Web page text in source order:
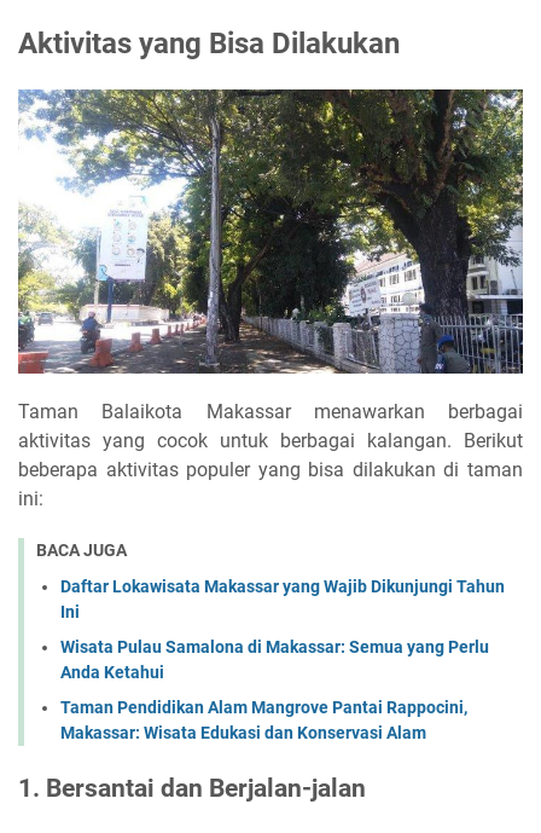
Aktivitas yang Bisa Dilakukan
Taman Balaikota Makassar menawarkan berbagai
aktivitas yang cocok untuk berbagai kalangan. Berikut
beberapa aktivitas populer yang bisa dilakukan di taman
ini:
BACA JUGA
Daftar Lokawisata Makassar yang Wajib Dikunjungi Tahun
Ini
Wisata Pulau Samalona di Makassar: Semua yang Perlu
Anda Ketahui
Taman Pendidikan Alam Mangrove Pantai Rappocini,
Makassar: Wisata Edukasi dan Konservasi Alam
1. Bersantai dan Berjalan-jalan